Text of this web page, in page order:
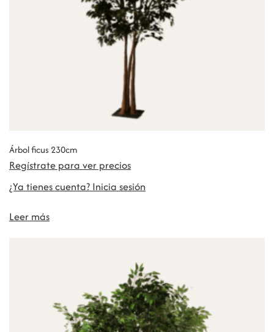
Árbol ficus 230cm
Regístrate para ver precios
¿Ya tienes cuenta? Inicia sesión
Leer más